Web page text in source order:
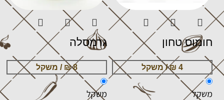
חומוס טחון
משקל
גרמסלה
משקל